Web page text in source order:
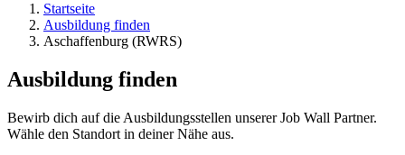
Startseite
Ausbildung finden
Aschaffenburg (RWRS)
Ausbildung finden
Bewirb dich auf die Ausbildungsstellen unserer Job Wall Partner.
Wähle den Standort in deiner Nähe aus.